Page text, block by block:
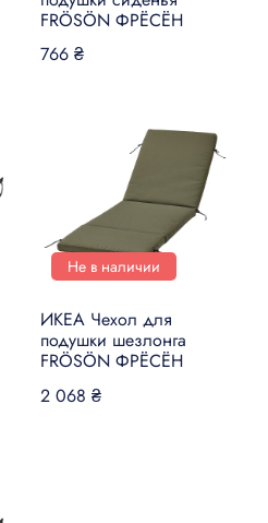
FRÖSÖN ФРЁСЁН
766 ₴
Не в наличии
ИКЕА Чехол для
подушки шезлонга
FRÖSÖN ФРЁСЁН
2 068 ₴